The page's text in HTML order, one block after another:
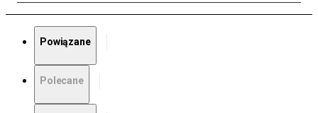
Powiązane
Polecane